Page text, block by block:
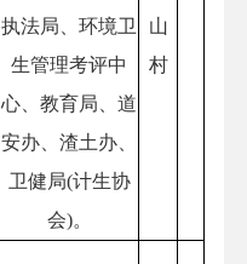
执法局、环境卫
生管理考评中
心、教育局、道
安办、渣土办、
卫健局(计生协
会)。
山
村